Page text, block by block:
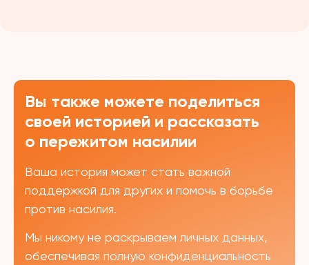
Вы также можете поделиться
своей историей и рассказать
о пережитом насилии
Ваша история может стать важной
поддержкой для других и помочь в борьбе
против насилия.
Мы никому не раскрываем личных данных,
обеспечивая полную конфиденциальность